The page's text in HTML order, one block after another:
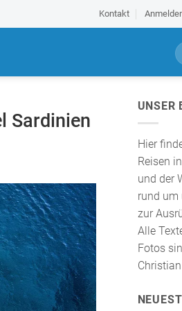
Kontakt
S
u
c
e
c
h
:
Sardinien
UNSER
Hier
Reisen
und der
rund um
zur
Alle
Fotos